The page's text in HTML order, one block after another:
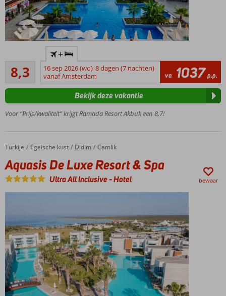
Meerdere
zwembaden,
1 met
glijbanen
Een
Center
activiteiten
en oud
8,3
Zeer goed
7
beoordelingen
+
16 sep 2026 (wo) 8 dagen (7 nachten)
vanaf Amsterdam
va 1037 p.p.
Voor “Prijs/kwaliteit” krijgt Ramada Resort Akbuk een 8,7!
Bekijk deze vakantie
Home
Turkije Egeische kust Didim Camlik
Aquasis De Luxe Resort & Spa
Aquasis De Luxe Resort & Spa
Ultra All Inclusive-Hotel bewaar